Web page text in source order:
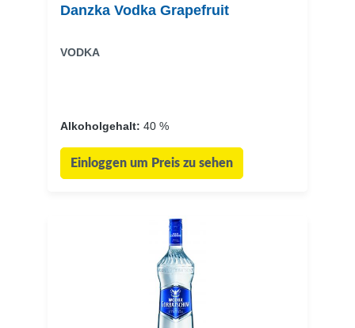
Danzka Vodka Grapefruit
VODKA
Alkoholgehalt: 40 %
Einloggen um Preis zu sehen